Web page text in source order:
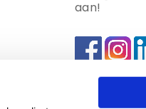
aan!